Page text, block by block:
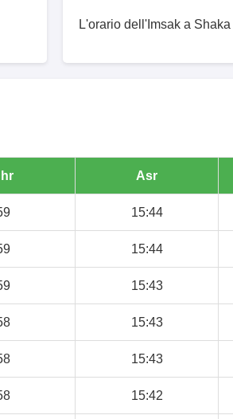
L'orario dell'Imsak a
Asr
15:44
15:44
15:43
15:43
15:43
15:42